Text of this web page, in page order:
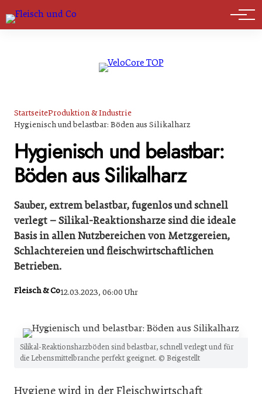
Marktführer
StartseiteProduktion & Industrie
Hygienisch und belastbar: Böden aus Silikalharz
Hygienisch und belastbar:
Böden aus Silikalharz
Sauber, extrem belastbar, fugenlos und schnell
verlegt – Silikal-Reaktionsharze sind die ideale
Basis in allen Nutzbereichen von Metzgereien,
Schlachtereien und fleischwirtschaftlichen
Betrieben.
Fleisch & Co12.03.2023, 06:00 Uhr
Silikal-Reaktionsharzböden sind belastbar, schnell verlegt und für
die Lebensmittelbranche perfekt geeignet. © Beigestellt
Hygiene wird in der Fleischwirtschaft